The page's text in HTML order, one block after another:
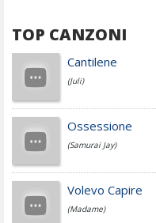
Achille Lauro
Cesare Cremonini
Jovanotti
TOP CANZONI
Cantilene
(Juli)
Ossessione
(Samurai Jay)
Volevo Capire
(Madame)